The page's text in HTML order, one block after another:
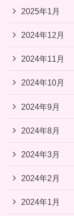
2025年1月
2024年12月
2024年11月
2024年10月
2024年9月
2024年8月
2024年3月
2024年2月
2024年1月